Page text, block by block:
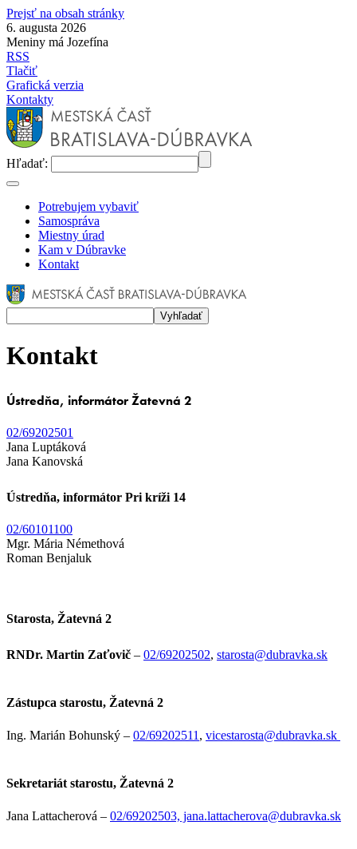
Prejsť na obsah stránky
6. augusta 2026
Meniny má Jozefína
RSS
Tlačiť
Grafická verzia
Kontakty
Hľadať:
Potrebujem vybaviť
Samospráva
Miestny úrad
Kam v Dúbravke
Kontakt
Kontakt
Ústredňa, informátor Žatevná 2
02/69202501
Jana Luptáková
Jana Kanovská
Ústredňa, informátor Pri kríži 14
02/60101100
Mgr. Mária Némethová
Roman Benjaluk
Starosta, Žatevná 2
RNDr. Martin Zaťovič – 02/69202502, starosta@dubravka.sk
Zástupca starostu, Žatevná 2
Ing. Marián Bohunský – 02/69202511 , vicestarosta@dubravka.sk
Sekretariát starostu, Žatevná 2
Jana Lattacherová – 02/69202503, jana.lattacherova@dubravka.sk